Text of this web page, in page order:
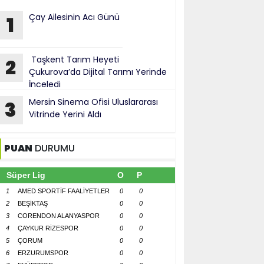
1 Çay Ailesinin Acı Günü
2
Taşkent Tarım Heyeti
Çukurova’da Dijital Tarımı Yerinde
İnceledi
3
Mersin Sinema Ofisi Uluslararası
Vitrinde Yerini Aldı
PUAN DURUMU
Süper Lig O P
1 AMED SPORTİF FAALİYETLER 0
0
2
BEŞİKTAŞ 0
0
3
CORENDON ALANYASPOR 0
0
4
ÇAYKUR RİZESPOR 0
0
5
ÇORUM 0
0
6
ERZURUMSPOR 0
0